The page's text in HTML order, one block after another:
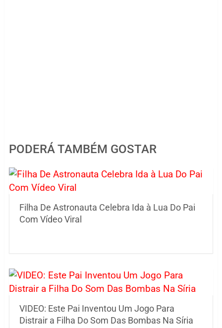
PODERÁ TAMBÉM GOSTAR
Filha De Astronauta Celebra Ida à Lua Do Pai
Com Vídeo Viral
VIDEO: Este Pai Inventou Um Jogo Para
Distrair a Filha Do Som Das Bombas Na Síria